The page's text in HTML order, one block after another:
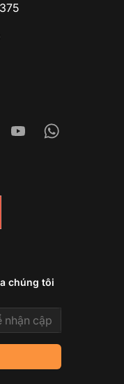
YoutubeWhatsapp
chúng tôi